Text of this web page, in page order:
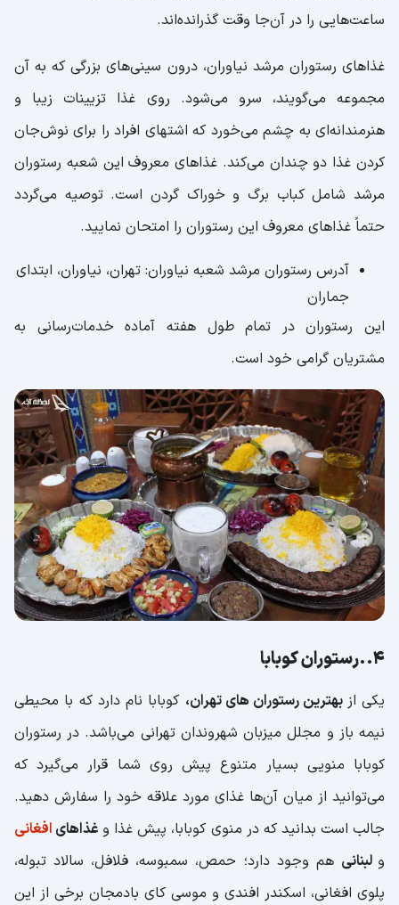
ساعت‌هایی را در آن‌جا وقت گذرانده‌اند.
غذاهای رستوران مرشد نیاوران، درون سینی‌های بزرگی که به آن
مجموعه می‌گویند، سرو می‌شود. روی غذا تزیینات زیبا و
هنرمندانه‌ای به چشم می‌خورد که اشتهای افراد را برای نوش‌جان
کردن غذا دو چندان می‌کند. غذاهای معروف این شعبه رستوران
مرشد شامل کباب برگ و خوراک گردن است. توصیه می‌گردد
حتماً غذاهای معروف این رستوران را امتحان نمایید.
آدرس رستوران مرشد شعبه نیاوران: تهران، نیاوران، ابتدای
جماران
این رستوران در تمام طول هفته آماده خدمات‌رسانی به
مشتریان گرامی خود است.
4..رستوران کوبابا
یکی از بهترین رستوران های تهران، کوبابا نام دارد که با محیطی
نیمه باز و مجلل میزبان شهروندان تهرانی می‌باشد. در رستوران
کوبابا منویی بسیار متنوع پیش روی شما قرار می‌گیرد که
می‌توانید از میان آن‌ها غذای مورد علاقه خود را سفارش دهید.
جالب است بدانید که در منوی کوبابا، پیش غذا و غذاهای افغانی
و لبنانی هم وجود دارد؛ حمص، سمبوسه، فلافل، سالاد تبوله،
پلوی افغانی، اسکندر افندی و موسی کای بادمجان برخی از این